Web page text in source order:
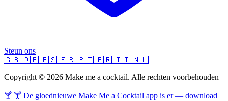
Steun ons
🇬🇧 🇩🇪 🇪🇸 🇫🇷 🇵🇹 🇧🇷 🇮🇹 🇳🇱
Copyright © 2026 Make me a cocktail. Alle rechten voorbehouden
🍸 🍸 De gloednieuwe Make Me a Cocktail app is er — download